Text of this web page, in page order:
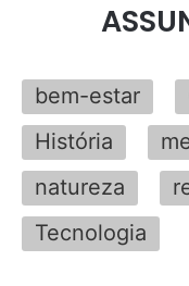
bem-estar
História
natureza
Tecnologia